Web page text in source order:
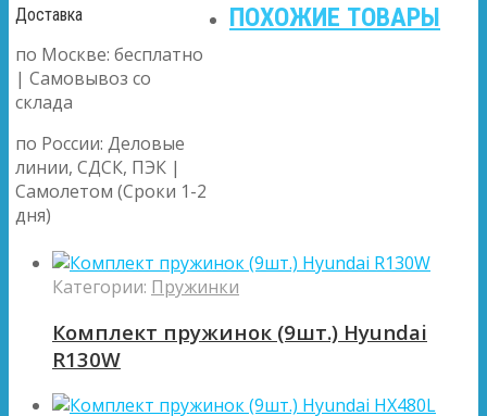
Доставка
по Москве: бесплатно
| Самовывоз со
склада
по России: Деловые
линии, СДСК, ПЭК |
Самолетом (Сроки 1-2
дня)
ПОХОЖИЕ ТОВАРЫ
Категории: Пружинки
Комплект пружинок (9шт.) Hyundai
R130W